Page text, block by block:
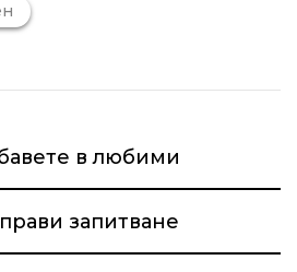
в любими
запитване